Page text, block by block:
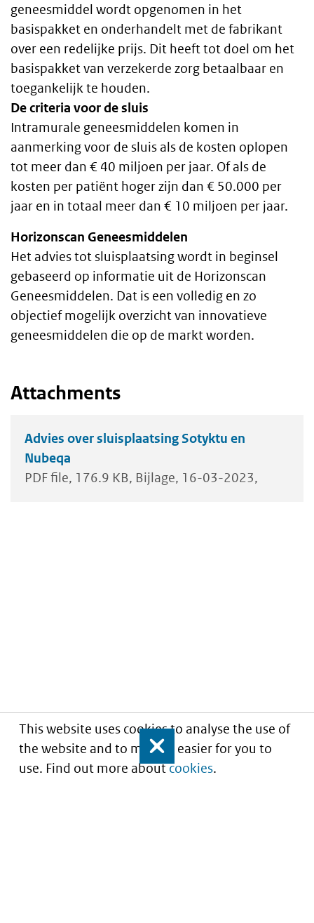
This website uses cookies to analyse the use of
the website and to make it easier for you to
use. Find out more aboutcookies.
Close
geneesmiddel wordt opgenomen in het
basispakket en onderhandelt met de fabrikant
over een redelijke prijs. Dit heeft tot doel om het
basispakket van verzekerde zorg betaalbaar en
toegankelijk te houden.
De criteria voor de sluis
Intramurale geneesmiddelen komen in
aanmerking voor de sluis als de kosten oplopen
tot meer dan € 40 miljoen per jaar. Of als de
kosten per patiënt hoger zijn dan € 50.000 per
jaar en in totaal meer dan € 10 miljoen per jaar.
Horizonscan Geneesmiddelen
Het advies tot sluisplaatsing wordt in beginsel
gebaseerd op informatie uit de Horizonscan
Geneesmiddelen. Dat is een volledig en zo
objectief mogelijk overzicht van innovatieve
geneesmiddelen die op de markt worden.
Attachments
Advies over sluisplaatsing Sotyktu en
Nubeqa
PDF file 176.9 KB Bijlage 16-03-2023